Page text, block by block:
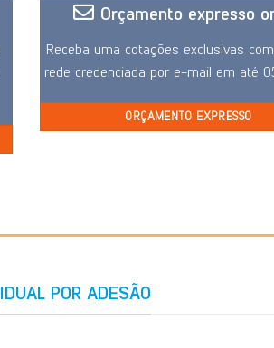
Orçamento expresso
Receba uma cotações exclusivas
rede credenciada por e-mail em até
ORÇAMENTO EXPRESSO
POR ADESÃO